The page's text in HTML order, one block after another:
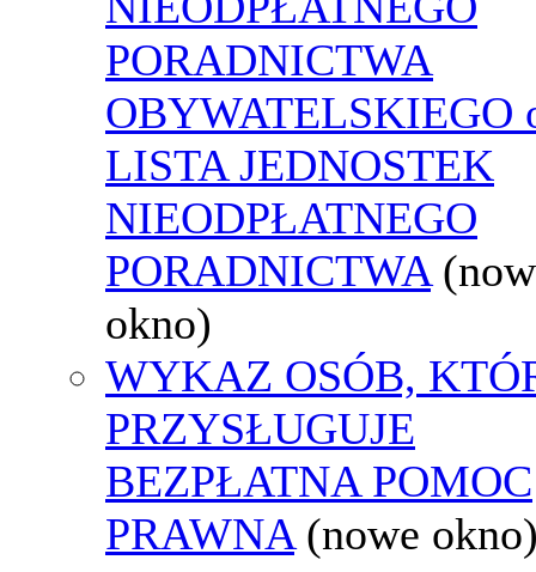
PORADNICTWA
OBYWATELSKIEGO
LISTA JEDNOSTEK
NIEODPŁATNEGO
PORADNICTWA
okno)
WYKAZ OSÓB,
PRZYSŁUGUJE
BEZPŁATNA POMOC
PRAWNA (nowe